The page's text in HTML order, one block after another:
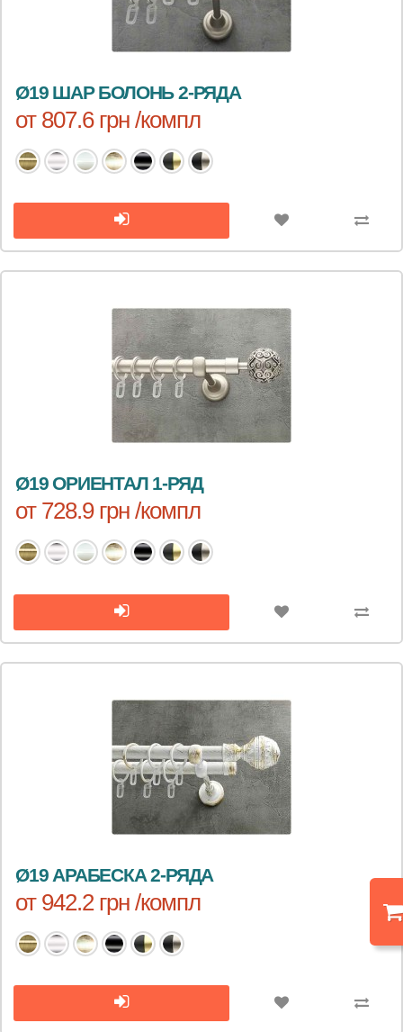
Ø19 ШАР БОЛОНЬ 2-РЯДА
от 807.6 грн /компл
Ø19 ОРИЕНТАЛ 1-РЯД
от 728.9 грн /компл
Ø19 АРАБЕСКА 2-РЯДА
от 942.2 грн /компл